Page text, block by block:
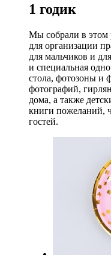
1 годик
Мы собрали в этом
для организации
для мальчиков и
и специальная
стола, фотозоны и
фотографий,
дома, а также
книги пожеланий,
гостей.